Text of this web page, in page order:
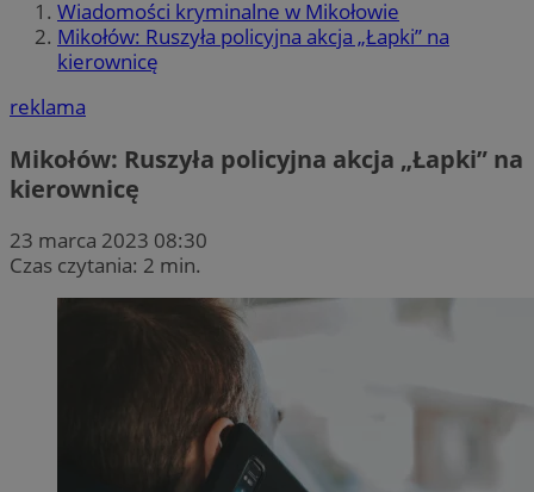
Wiadomości kryminalne w Mikołowie
Mikołów: Ruszyła policyjna akcja „Łapki” na
kierownicę
reklama
Mikołów: Ruszyła policyjna akcja „Łapki” na
kierownicę
23 marca 2023 08:30
Czas czytania: 2 min.